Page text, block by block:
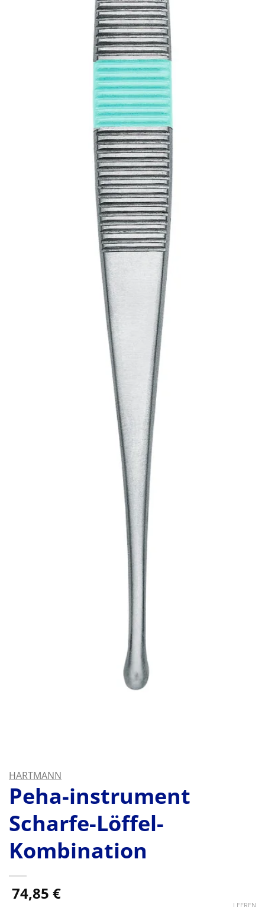
HARTMANN
Peha-instrument
Scharfe-Löffel-
Kombination
74,85 €
LEEREN